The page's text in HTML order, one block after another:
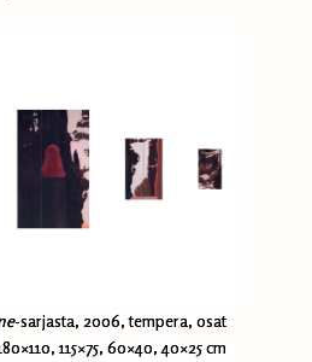
-sarjasta, 2006, tempera, osat
115×75, 60×40, 40×25 cm